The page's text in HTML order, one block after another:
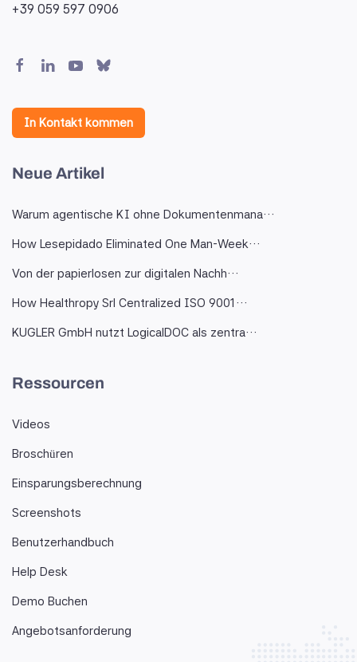
+39 059 597 0906
In Kontakt kommen
Neue Artikel
Warum agentische KI ohne Dokumentenmana…
How Lesepidado Eliminated One Man-Week…
Von der papierlosen zur digitalen Nachh…
How Healthropy Srl Centralized ISO 9001…
KUGLER GmbH nutzt LogicalDOC als zentra…
Ressourcen
Videos
Broschüren
Einsparungsberechnung
Screenshots
Benutzerhandbuch
Help Desk
Demo Buchen
Angebotsanforderung